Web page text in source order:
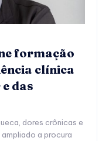
formação
clínica
das
dores crônicas e
a procura